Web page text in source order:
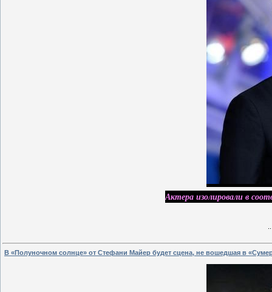
Актера изолировали в
В «Полуночном солнце» от Стефани Майер будет сцена, не вошедшая в